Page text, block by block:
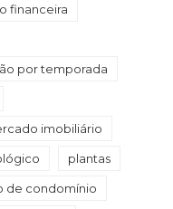
financeira
por temporada
imobiliário
plantas
de condomínio